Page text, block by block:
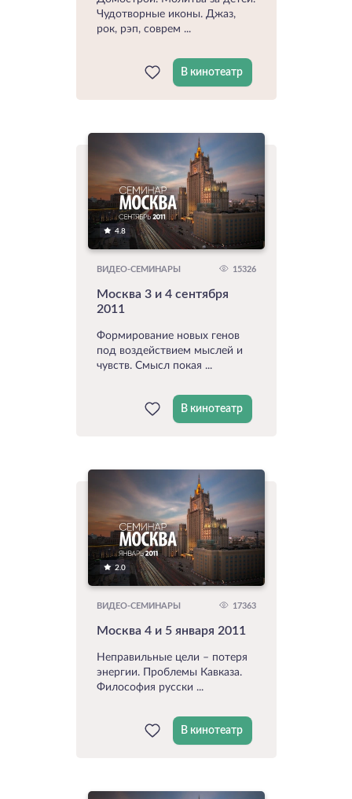
Чудотворные иконы. Джаз,
рок, рэп, соврем ...
В кинотеатр
4.8
ВИДЕО-СЕМИНАРЫ 15326
Москва 3 и 4 сентября
2011
Формирование новых генов
под воздействием мыслей и
чувств. Смысл покая ...
В кинотеатр
2.0
ВИДЕО-СЕМИНАРЫ 17363
Москва 4 и 5 января 2011
Неправильные цели – потеря
энергии. Проблемы Кавказа.
Философия русски ...
В кинотеатр